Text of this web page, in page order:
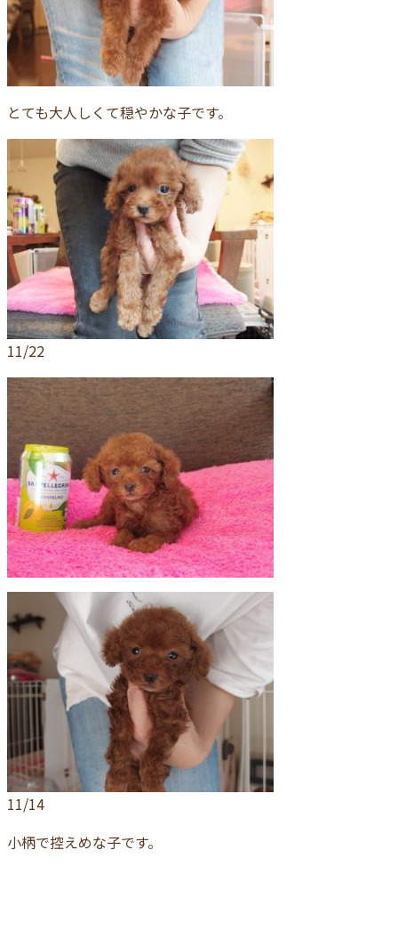
とても大人しくて穏やかな子です。
11/22
11/14
小柄で控えめな子です。